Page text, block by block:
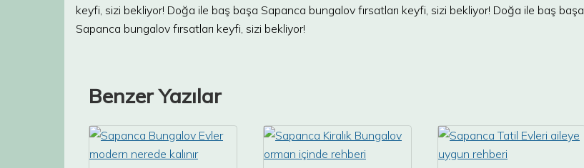
keyfi, sizi bekliyor! Doğa ile baş başa Sapanca bungalov fırsatları keyfi, sizi bekliyor! Doğa ile baş başa
Sapanca bungalov fırsatları keyfi, sizi bekliyor!
Benzer Yazılar